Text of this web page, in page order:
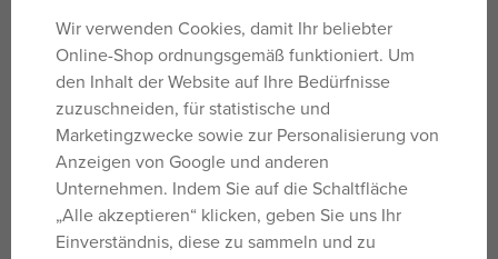
Zahnfleisch und Zähne mit einer Fingerzahnbürste zu
reinigen. Ihre weichen Borsten eignen sich ideal zum
Reinigen und Massieren. Sie lindert außerdem Schmerzen
und Juckreiz beim Durchbruch der ersten Zähne.
AB 6 MONATEN
Fingerzahnbürste für Kinder ab 6 Monaten. Hergestellt
aus weichem, unbedenklichem medizinischem Silikon,
einfach anzuwenden und hygienisch. Fördert die
Wir verwenden Cookies, damit Ihr beliebter
Online-Shop ordnungsgemäß funktioniert. Um
den Inhalt der Website auf Ihre Bedürfnisse
zuzuschneiden, für statistische und
Marketingzwecke sowie zur Personalisierung von
Anzeigen von Google und anderen
Unternehmen. Indem Sie auf die Schaltfläche
„Alle akzeptieren“ klicken, geben Sie uns Ihr
Einverständnis, diese zu sammeln und zu